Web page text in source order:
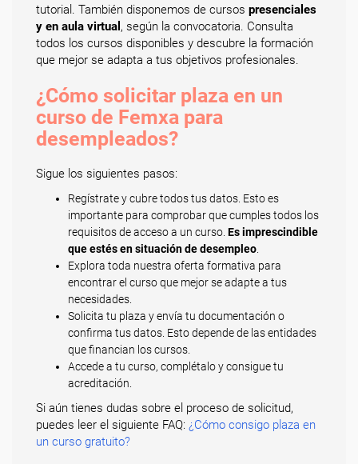
tutorial. También disponemos de cursos presenciales
y en aula virtual , según la convocatoria. Consulta
todos los cursos disponibles y descubre la formación
que mejor se adapta a tus objetivos profesionales.
¿Cómo solicitar plaza en un
curso de Femxa para
desempleados?
Sigue los siguientes pasos:
Regístrate y cubre todos tus datos. Esto es
importante para comprobar que cumples todos los
requisitos de acceso a un curso. Es imprescindible
que estés en situación de desempleo
Explora toda nuestra oferta formativa para
encontrar el curso que mejor se adapte a tus
necesidades.
Solicita tu plaza y envía tu documentación o
confirma tus datos. Esto depende de las entidades
que financian los cursos.
Accede a tu curso, complétalo y consigue tu
acreditación.
Si aún tienes dudas sobre el proceso de solicitud,
puedes leer el siguiente FAQ: ¿Cómo consigo plaza en
un curso gratuito?